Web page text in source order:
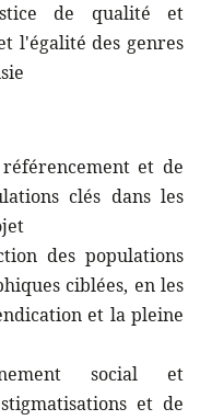
de qualité et
l'égalité des genres
et de
clés dans les
des populations
ciblées, en les
et la pleine
social et
et de